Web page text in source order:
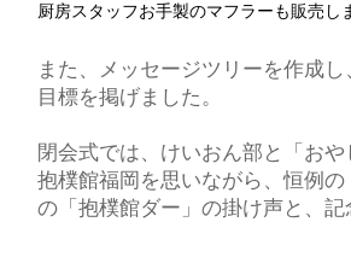
厨房スタッフお手製のマフラーも販売し
また、メッセージツリーを作成
目標を掲げました。
閉会式では、けいおん部と「お
抱樸館福岡を思いながら、恒例
の「抱樸館ダー」の掛け声と、